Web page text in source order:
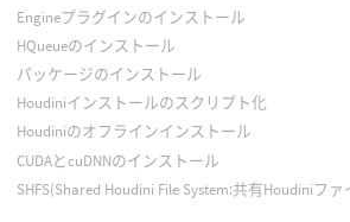
Engineプラグインのインストール
HQueueのインストール
パッケージのインストール
Houdiniインストールのスクリプト化
Houdiniのオフラインインストール
CUDAとcuDNNのインストール
SHFS(Shared Houdini File System:共有Houdiniフ